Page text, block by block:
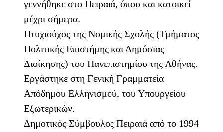
γεννήθηκε στο Πειραιά, όπου και κατοικεί
μέχρι σήμερα.
Πτυχιούχος της Νομικής Σχολής (Τμήματος
Πολιτικής Επιστήμης και Δημόσιας
Διοίκησης) του Πανεπιστημίου της Αθήνας.
Εργάστηκε στη Γενική Γραμματεία
Απόδημου Ελληνισμού, του Υπουργείου
Εξωτερικών.
Δημοτικός Σύμβουλος Πειραιά από το 1994